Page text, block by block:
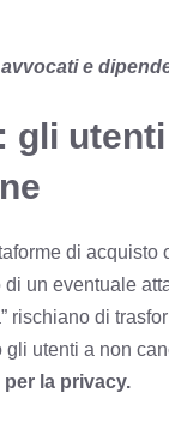
e
gli
di
di un eventuale
rischiano di
utenti a non
la privacy.